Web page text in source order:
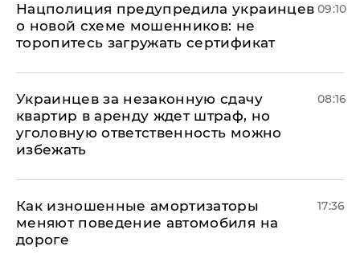
Нацполиция предупредила украинцев
о новой схеме мошенников: не
торопитесь загружать сертификат
09:10
Украинцев за незаконную сдачу
квартир в аренду ждет штраф, но
уголовную ответственность можно
избежать
08:16
Как изношенные амортизаторы
меняют поведение автомобиля на
дороге
17:36